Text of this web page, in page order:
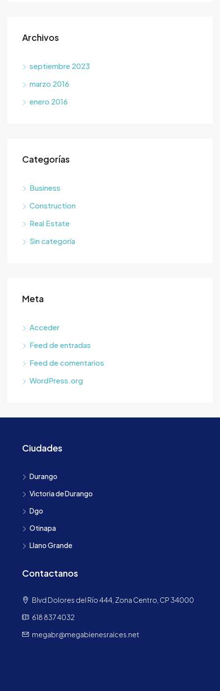
Archivos
septiembre 2023
marzo 2016
enero 2016
Categorías
Business
Construction
Real Estate
Sin categoría
Meta
Acceder
Feed de entradas
Feed de comentarios
WordPress.org
Ciudades
Durango
Victoria de Durango
Dgo
Otinapa
Llano Grande
Contactanos
Blvd Dolores del Río 444, Zona Centro, CP 34000
618 837 4032
megabr@megabienesraices.net